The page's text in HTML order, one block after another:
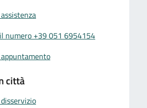
numero +39 051 6954154
città